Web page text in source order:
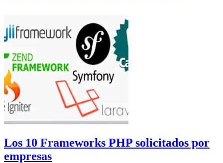
Los 10 Frameworks PHP solicitados por
empresas